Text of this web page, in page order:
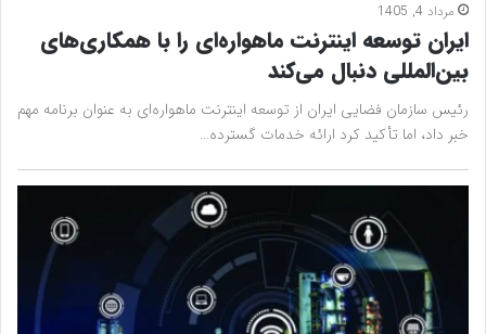
مرداد 4, 1405
ایران توسعه اینترنت ماهواره‌ای را با همکاری‌های
بین‌المللی دنبال می‌کند
رئیس سازمان فضایی ایران از توسعه اینترنت ماهواره‌ای به عنوان برنامه مهم
خبر داد، اما تأکید کرد ارائه خدمات گسترده…